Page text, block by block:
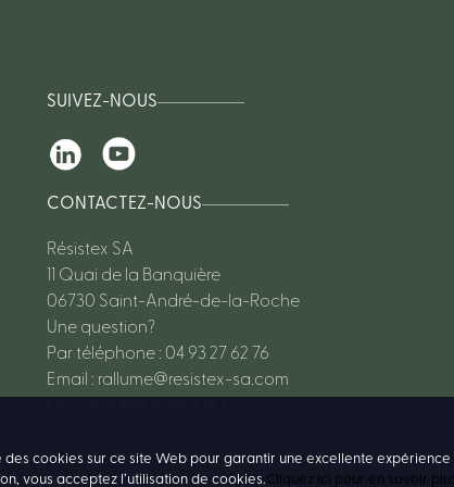
des cookies sur ce site Web pour garantir une excellente
vous acceptez l’utilisation de cookies.Cliquez ici pour en savoir
SUIVEZ-NOUS
CONTACTEZ-NOUS
Résistex SA
11 Quai de la Banquière
06730 Saint-André-de-la-Roche
Une question?
Par téléphone : 04 93 27 62 76
Email : rallume@resistex-sa.com